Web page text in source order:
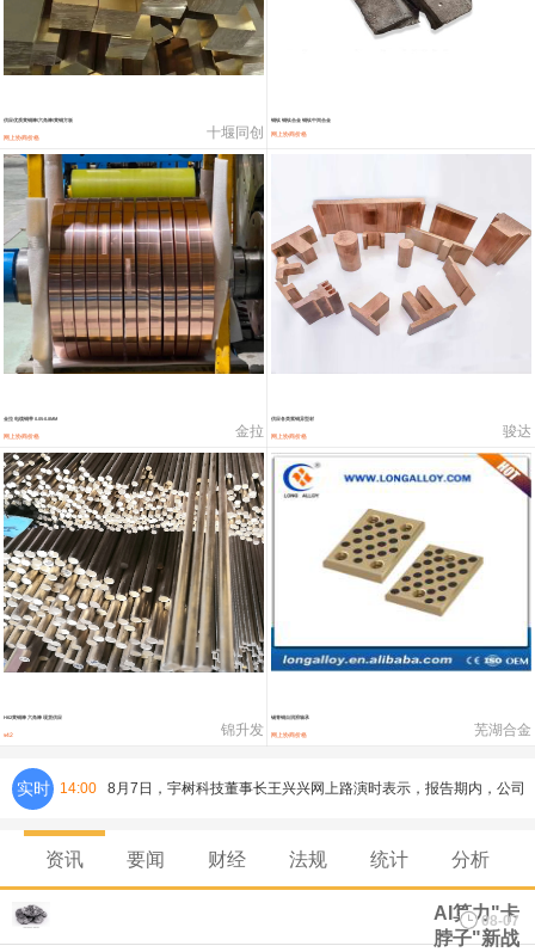
3303#硅 10,300—10,500 10,400
2202#硅 14,100—14,300
金属硅553#-331# 9,400—10,800 100
漆包线 111,970—115,970 113,970
磷铜合金 110,800—117,600 114,200 400
无氧铜丝(硬) 109,710—110,010 109,860
R410A专用紫铜管 113,700—113,700
铸造铝合金锭(A380） 26,300—26,500 26,400 100
铝合金ADC12 24,200—24,400
铸造铝合金锭(ZL102) 24,300—24,500 24,400
铸造铝合金锭(ZLD104) 24,300—24,500 24,400
压铸锌合金锭 26,500—26,700 26,600 250
供应优质黄铜棒/六角棒/黄铜方板
网上协商价格 十堰同创
铜钛 铜钛合金 铜钛中间合金
网上协商价格
金拉 电缆铜带 0.05-0.8MM
网上协商价格 金拉
供应各类紫铜异型材
网上协商价格 骏达
H62黄铜棒 六角棒 现货供应
¥42 锦升发
锡青铜自润滑轴承
网上协商价格 芜湖合金
实时 14:00 8月7日，宇树科技董事长王兴兴网上路演时表示，报告期内，公司
研发费用金额分别为4,995.18万元、7,001.70万元、14,496.56万
元，最近3年复合增长率达70.36%，呈快速增长趋势，并形成多项
资讯 要闻 财经 法规 统计 分析
AI算力"卡
脖子"新战
08-07